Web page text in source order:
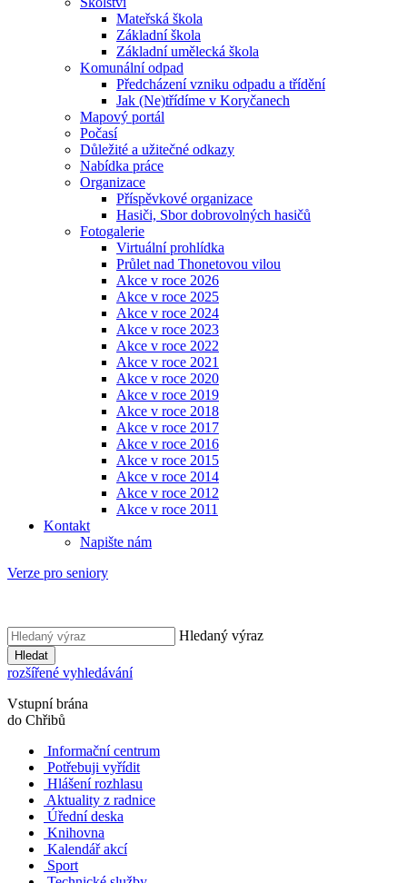
Mateřská škola
Základní škola
Základní umělecká škola
Komunální odpad
Předcházení vzniku odpadu a třídění
Jak (Ne)třídíme v Koryčanech
Mapový portál
Počasí
Důležité a užitečné odkazy
Nabídka práce
Organizace
Příspěvkové organizace
Hasiči, Sbor dobrovolných hasičů
Fotogalerie
Virtuální prohlídka
Průlet nad Thonetovou vilou
Akce v roce 2026
Akce v roce 2025
Akce v roce 2024
Akce v roce 2023
Akce v roce 2022
Akce v roce 2021
Akce v roce 2020
Akce v roce 2019
Akce v roce 2018
Akce v roce 2017
Akce v roce 2016
Akce v roce 2015
Akce v roce 2014
Akce v roce 2012
Akce v roce 2011
Kontakt
Napište nám
Verze pro seniory
Hledaný výraz
Hledat
rozšířené vyhledávání
Vstupní brána
do Chřibů
Informační centrum
Potřebuji vyřídit
Hlášení rozhlasu
Aktuality z radnice
Úřední deska
Knihovna
Kalendář akcí
Sport